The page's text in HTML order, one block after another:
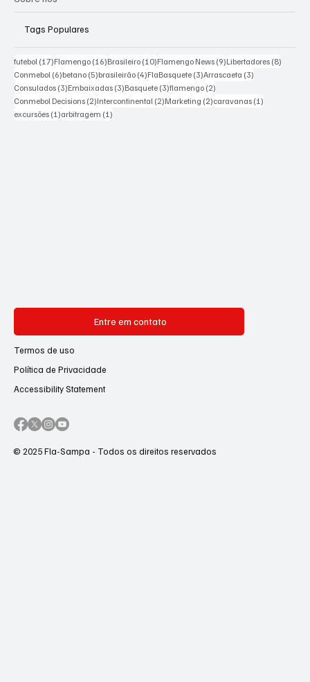
Tags Populares
futebol (17)17 posts
Flamengo (16)16 posts
Brasileiro (10)10 posts
Flamengo News (9)9 posts
Libertadores (8)
Conmebol (6)6 posts
betano (5)5 posts
brasileirão (4)4 posts
FlaBasquete (3)3 posts
Arrascaeta (3)
Consulados (3)3 posts
Embaixadas (3)3 posts
Basquete (3)3 posts
flamengo (2)
Conmebol Decisions (2)2 posts
Intercontinental (2)2 posts
Marketing (2)2 posts
caravanas (1)
excursões (1)1 post
arbitragem (1)
Entre em contato
Termos de uso
Política de Privacidade
Accessibility Statement
© 2025 Fla-Sampa - Todos os direitos reservados